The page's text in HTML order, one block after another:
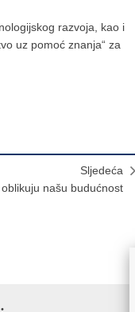
razvoja, kao i
uz pomoć znanja“ za
Sljedeća
našu budućnost